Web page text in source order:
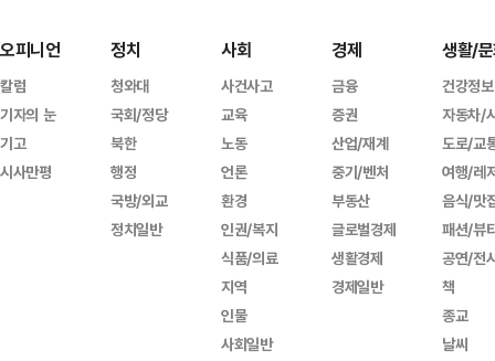
오피니언
칼럼
기자의 눈
기고
시사만평
정치
청와대
국회/정당
북한
행정
국방/외교
정치일반
사회
사건사고
교육
노동
언론
환경
인권/복지
식품/의료
지역
인물
사회일반
경제
금융
증권
산업/재계
중기/벤처
부동산
글로벌경제
생활경제
경제일반
생활/
건강정보
자동차/
도로/교
여행/레
음식/맛
패션/뷰
공연/전
책
종교
날씨